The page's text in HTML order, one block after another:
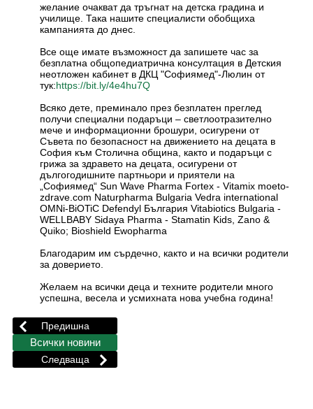
желание очакват да тръгнат на детска градина и
училище. Така нашите специалисти обобщиха
кампанията до днес.
Все още имате възможност да запишете час за
безплатна общопедиатрична консултация в Детския
неотложен кабинет в ДКЦ "Софиямед"-Люлин от
тук: https://bit.ly/4e4hu7Q
Всяко дете, преминало през безплатен преглед
получи специални подаръци – светлоотразително
мече и информационни брошури, осигурени от
Съвета по безопасност на движението на децата в
София към Столична община, както и подаръци с
грижа за здравето на децата, осигурени от
дългогодишните партньори и приятели на
„Софиямед“ Sun Wave Pharma Fortex - Vitamix moeto-
zdrave.com Naturpharma Bulgaria Vedra international
OMNi-BiOTiC Defendyl България Vitabiotics Bulgaria -
WELLBABY Sidaya Pharma - Stamatin Kids, Zano &
Quiko; Bioshield Ewopharma
Благодарим им сърдечно, както и на всички родители
за доверието.
Желаем на всички деца и техните родители много
успешна, весела и усмихната нова учебна година!